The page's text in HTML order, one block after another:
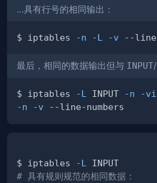
...具有行号的相同输出：
$ iptables -n -L -v
最后，相同的数据输出但与 INPUT/
$ iptables -L INPUT -n -
-n
-v
$ iptables -L
# 具有规则规范的相同数据：